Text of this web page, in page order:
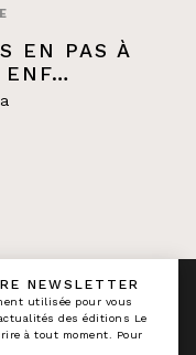
EN PAS À
ENF…
NEWSLETTER
utilisée pour vous
des éditions Le
à tout moment. Pour